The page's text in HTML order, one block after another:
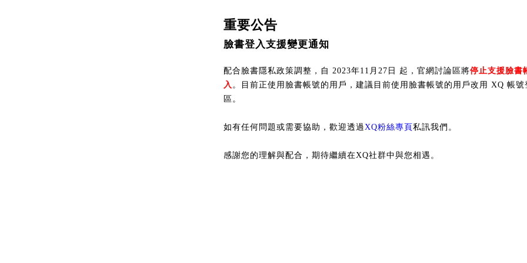
重要公告
臉書登入支援變更通知
配合臉書隱私政策調整，自 2023年11月27日 起，官網討論區將停止支援臉書
入 。目前正使用臉書帳號的用戶，建議目前使用臉書帳號的用戶改用 XQ 帳號
區。
如有任何問題或需要協助，歡迎透過XQ粉絲專頁 私訊我們。
感謝您的理解與配合，期待繼續在XQ社群中與您相遇。